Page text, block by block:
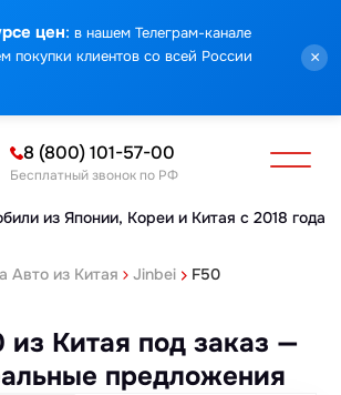
цен: в нашем Телеграм-канале
покупки клиентов со всей России
×
из Японии, Кореи и Китая с 2018 года
8 (800) 101-57-00
Бесплатный звонок по РФ
Авто из Китая Jinbei F50
из Китая под заказ —
предложения